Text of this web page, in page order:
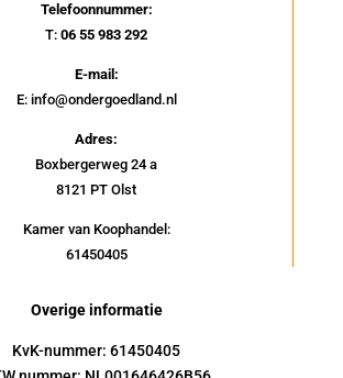
Telefoonnummer:
T:06 55 983 292
E-mail:
E: info@ondergoedland.nl
Adres:
Boxbergerweg 24 a
8121 PT Olst
Kamer van Koophandel:
61450405
Overige informatie
KvK-nummer: 61450405